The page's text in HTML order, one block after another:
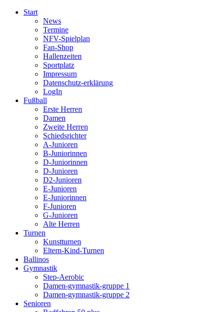
Start
News
Termine
NFV-Spielplan
Fan-Shop
Hallenzeiten
Sportplatz
Impressum
Datenschutz-erklärung
LogIn
Fußball
Erste Herren
Damen
Zweite Herren
Schiedsrichter
A-Junioren
B-Juniorinnen
D-Juniorinnen
D-Junioren
D2-Junioren
E-Junioren
E-Juniorinnen
F-Junioren
G-Junioren
Alte Herren
Turnen
Kunstturnen
Eltern-Kind-Turnen
Ballinos
Gymnastik
Step-Aerobic
Damen-gymnastik-gruppe 1
Damen-gymnastik-gruppe 2
Senioren